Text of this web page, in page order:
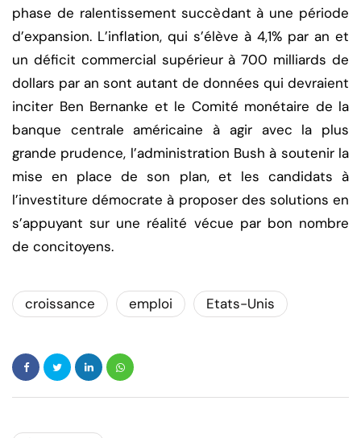
phase de ralentissement succèdant à une période
d’expansion. L’inflation, qui s’élève à 4,1% par an et
un déficit commercial supérieur à 700 milliards de
dollars par an sont autant de données qui devraient
inciter Ben Bernanke et le Comité monétaire de la
banque centrale américaine à agir avec la plus
grande prudence, l’administration Bush à soutenir la
mise en place de son plan, et les candidats à
l’investiture démocrate à proposer des solutions en
s’appuyant sur une réalité vécue par bon nombre
de concitoyens.
croissance emploi Etats-Unis